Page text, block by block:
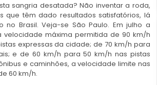
sangria desatada? Não inventar a roda,
que têm dado resultados satisfatórios, lá
no Brasil. Veja-se São Paulo. Em julho a
velocidade máxima permitida de 90 km/h
expressas da cidade; de 70 km/h para
e de 60 km/h para 50 km/h nas pistas
e caminhões, a velocidade limite nas
60 km/h.